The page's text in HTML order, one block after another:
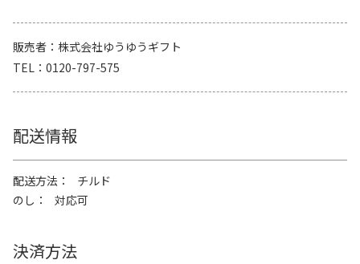
販売者
株式会社ゆうゆうギフト
TEL
0120-797-575
配送情報
配送方法
チルド
のし
対応可
決済方法